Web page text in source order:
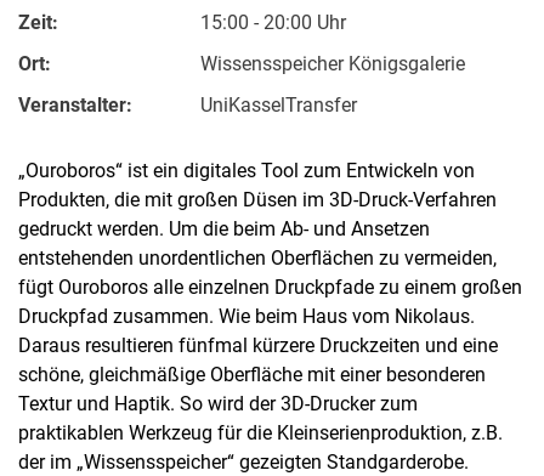
Zeit:
15:00 - 20:00 Uhr
Ort:
Wissensspeicher Königsgalerie
Veranstalter:
UniKasselTransfer
„Ouroboros“ ist ein digitales Tool zum Entwickeln von
Produkten, die mit großen Düsen im 3D-Druck-Verfahren
gedruckt werden. Um die beim Ab- und Ansetzen
entstehenden unordentlichen Oberflächen zu vermeiden,
fügt Ouroboros alle einzelnen Druckpfade zu einem großen
Druckpfad zusammen. Wie beim Haus vom Nikolaus.
Daraus resultieren fünfmal kürzere Druckzeiten und eine
schöne, gleichmäßige Oberfläche mit einer besonderen
Textur und Haptik. So wird der 3D-Drucker zum
praktikablen Werkzeug für die Kleinserienproduktion, z.B.
der im „Wissensspeicher“ gezeigten Standgarderobe.